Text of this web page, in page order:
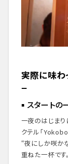
実際に味わ
スタートの
一夜のはじま
クテル「
“夜にしか咲か
重ねた一杯です。